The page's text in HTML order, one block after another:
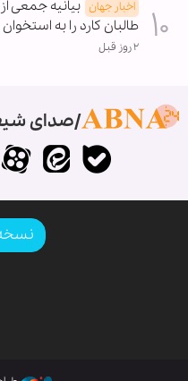
اخبار جهان بیانیه جمعی
طالبان کارد را به
۲ روز قبل
صدای